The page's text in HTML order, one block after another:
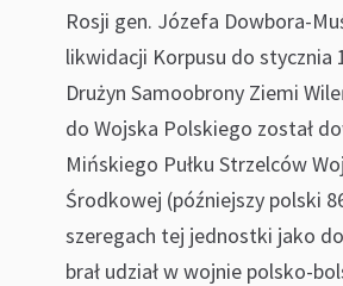
Rosji gen. Józefa Dowbora-
likwidacji Korpusu do stycznia
Drużyn Samoobrony Ziemi
do Wojska Polskiego został
Mińskiego Pułku Strzelców
Środkowej (późniejszy polski
szeregach tej jednostki jako
brał udział w wojnie polsko-